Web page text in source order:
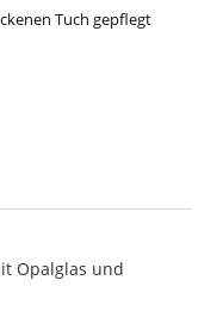
Tuch gepflegt
Opalglas und